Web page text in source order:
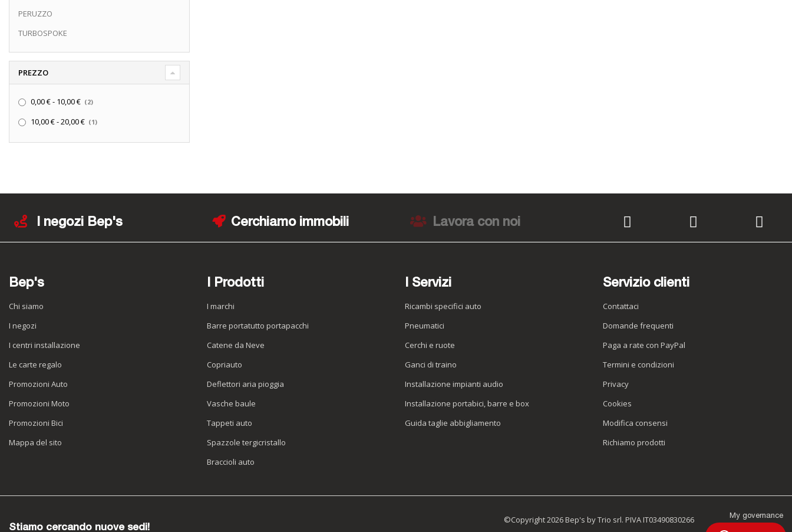
PERUZZO
TURBOSPOKE
PREZZO
0,00 €- 10,00 € 2
10,00 €-20,00 € 1
I negozi Bep's Cerchiamo immobili Lavora con noi
Bep's
Chi siamo
I negozi
I centri installazione
Le carte regalo
Promozioni Auto
Promozioni Moto
Promozioni Bici
Mappa del sito
I Prodotti
I marchi
Barre portatutto portapacchi
Catene da Neve
Copriauto
Deflettori aria pioggia
Vasche baule
Tappeti auto
Spazzole tergicristallo
Braccioli auto
I Servizi
Ricambi specifici auto
Pneumatici
Cerchi e ruote
Ganci di traino
Installazione impianti audio
Installazione portabici, barre e box
Guida taglie abbigliamento
Servizio clienti
Contattaci
Domande frequenti
Paga a rate con PayPal
Termini e condizioni
Privacy
Cookies
Modifica consensi
Richiamo prodotti
Stiamo cercando nuove sedi!
My governance
©Copyright 2026 Bep's by Trio srl. PIVA IT03490830266